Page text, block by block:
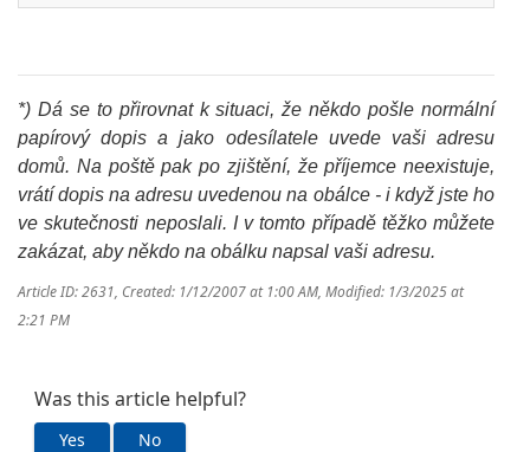
*) Dá se to přirovnat k situaci, že někdo pošle normální
papírový dopis a jako odesílatele uvede vaši adresu
domů. Na poště pak po zjištění, že příjemce neexistuje,
vrátí dopis na adresu uvedenou na obálce - i když jste ho
ve skutečnosti neposlali. I v tomto případě těžko můžete
zakázat, aby někdo na obálku napsal vaši adresu.
Article ID: 2631, Created: 1/12/2007 at 1:00 AM, Modified: 1/3/2025 at
2:21 PM
Was this article helpful?
Yes No